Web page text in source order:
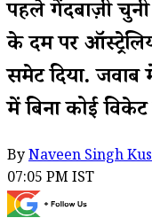
पहले गेंदबाज़ी
के दम पर
समेट दिया. जवाब
में बिना कोई
ByNaveen Singh
07:05 PM IST